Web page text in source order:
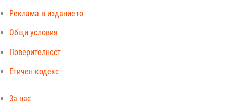
Реклама в изданието
Общи условия
Поверителност
Етичен кодекс
За нас